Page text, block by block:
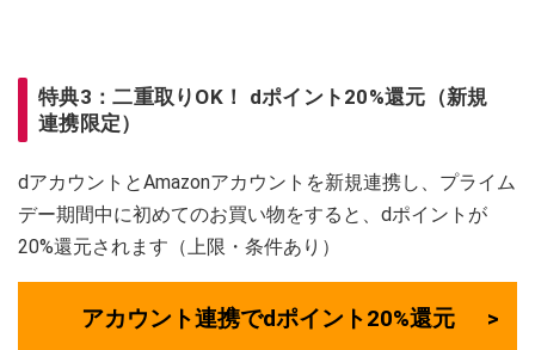
特典3：二重取りOK！ dポイント20%還元（新規
連携限定）
dアカウントとAmazonアカウントを新規連携し、プライム
デー期間中に初めてのお買い物をすると、dポイントが
20%還元されます（上限・条件あり）
アカウント連携でdポイント20%還元